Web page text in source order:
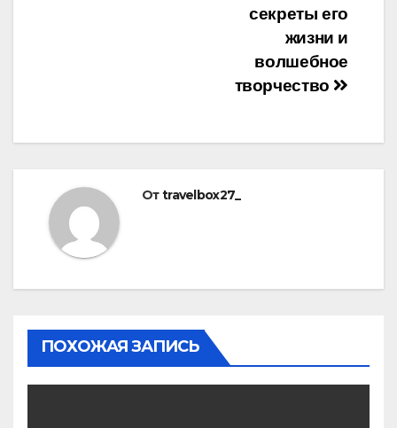
секреты его
жизни и
волшебное
творчество
Отtravelbox27_
ПОХОЖАЯ ЗАПИСЬ